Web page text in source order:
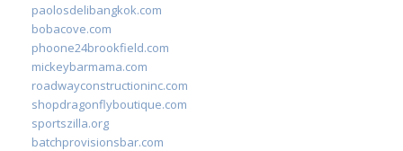
paolosdelibangkok.com
bobacove.com
phoone24brookfield.com
mickeybarmama.com
roadwayconstructioninc.com
shopdragonflyboutique.com
sportszilla.org
batchprovisionsbar.com